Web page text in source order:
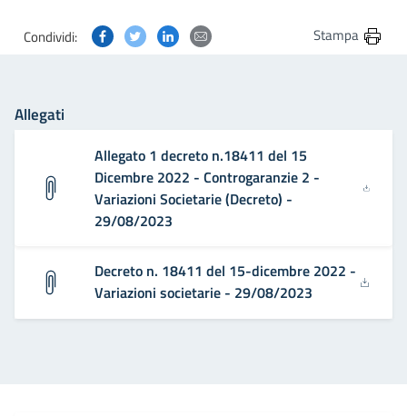
Condividi: Condividi questa pagina su Facebook
Condividi questa pagina su Twitter
Condividi questa pagina su Linkedin
Condividi questa pagina via
Stampa
Allegati
Allegato 1 decreto n.18411 del 15
Dicembre 2022 - Controgaranzie 2 -
Variazioni Societarie (Decreto) -
29/08/2023
Decreto n. 18411 del 15-dicembre 2022 -
Variazioni societarie - 29/08/2023